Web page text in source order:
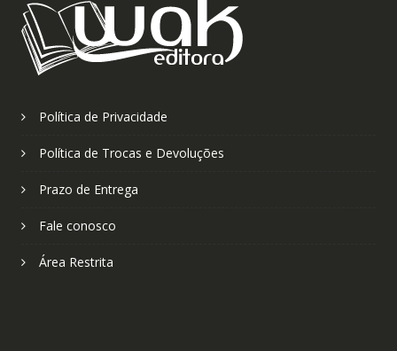
Política de Privacidade
Política de Trocas e Devoluções
Prazo de Entrega
Fale conosco
Área Restrita